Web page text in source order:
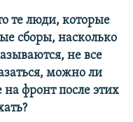
те люди, которые
сборы, насколько
не все
можно ли
на фронт после этих